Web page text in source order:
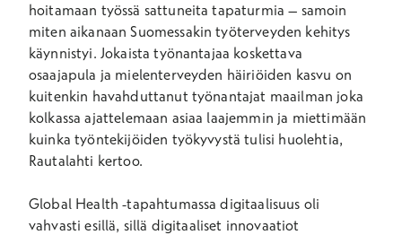
hoitamaan työssä sattuneita tapaturmia – samoin
miten aikanaan Suomessakin työterveyden kehitys
käynnistyi. Jokaista työnantajaa koskettava
osaajapula ja mielenterveyden häiriöiden kasvu on
kuitenkin havahduttanut työnantajat maailman joka
kolkassa ajattelemaan asiaa laajemmin ja miettimään
kuinka työntekijöiden työkyvystä tulisi huolehtia,
Rautalahti kertoo.
Global Health -tapahtumassa digitaalisuus oli
vahvasti esillä, sillä digitaaliset innovaatiot